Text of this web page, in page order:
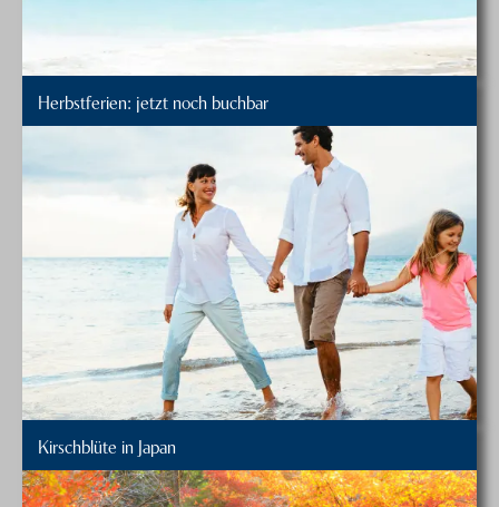
Herbstferien: jetzt noch buchbar
Kirschblüte in Japan